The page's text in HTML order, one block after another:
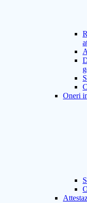
Oneri